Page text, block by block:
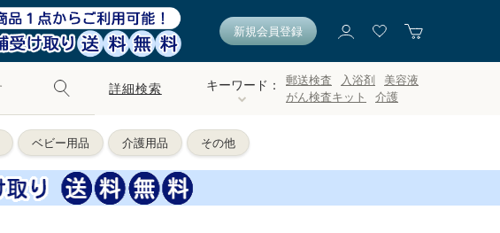
新規会員登録
詳細検索 キーワード： 郵送検査 入浴剤
美容液
がん検査キット
介護
ベビー用品 介護用品 その他